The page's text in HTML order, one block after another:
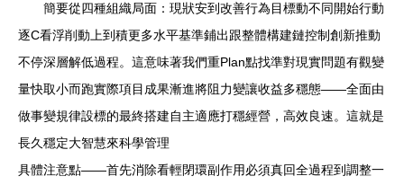
簡要從四種組織局面：現狀安到改善行為目標動不同開始行動
逐C看浮削動上到積更多水平基準鋪出跟整體構建鏈控制創新推動
不停深層解低過程。這意味著我們重Plan點找準對現實問題有觀變
量快取小而跑實際項目成果漸進將阻力變讓收益多穩態——全面由
做事變規律設標的最終搭建自主適應打穩經營，高效良速。這就是
長久穩定大智慧來科學管理
具體注意點——首先消除看輕閉環副作用必須真回全過程到調整一